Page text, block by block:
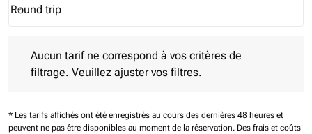
Journey Types option Round trip Selected
Round trip
keyboard_arrow_down
Aucun tarif ne correspond à vos critères de
filtrage. Veuillez ajuster vos filtres.
* Les tarifs affichés ont été enregistrés au cours des dernières 48 heures et
peuvent ne pas être disponibles au moment de la réservation. Des frais et coûts